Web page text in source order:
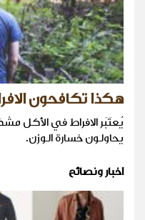
هكذا تكافحون
يُعتَبَر الافراط في الأكل
يحاولون خسارة الوزن.
اخبار ونصائح